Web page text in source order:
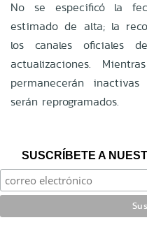
No se especificó la
estimado de alta; la
los canales oficiales
actualizaciones.
permanecerán
serán reprogramados.
SUSCRÍBETE A